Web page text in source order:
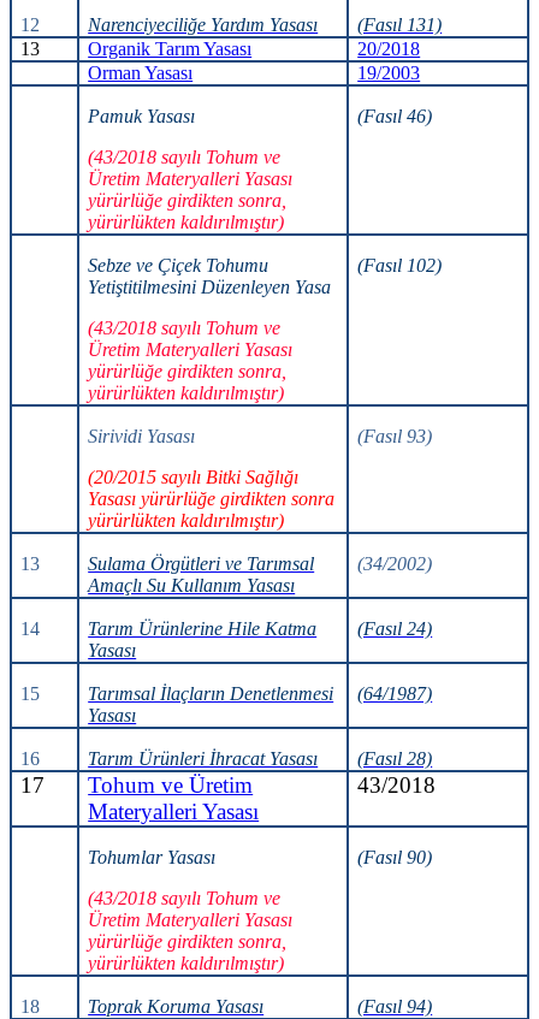
12 Narenciyeciliğe Yardım Yasası
(Fasıl 131)
13
Organik Tarım Yasası
20/2018
Orman Yasası
19/2003
Pamuk Yasası
(43/2018 sayılı Tohum ve
Üretim Materyalleri Yasası
yürürlüğe girdikten sonra,
yürürlükten kaldırılmıştır)
(Fasıl 46)
Sebze ve Çiçek Tohumu
Yetiştitilmesini Düzenleyen Yasa
(43/2018 sayılı Tohum ve
Üretim Materyalleri Yasası
yürürlüğe girdikten sonra,
yürürlükten kaldırılmıştır)
(Fasıl 102)
Sirividi Yasası
(20/2015 sayılı Bitki Sağlığı
Yasası yürürlüğe girdikten sonra
yürürlükten kaldırılmıştır)
(Fasıl 93)
13
Sulama Örgütleri ve Tarımsal
Amaçlı Su Kullanım Yasası
(34/2002)
14
Tarım Ürünlerine Hile Katma
Yasası
(Fasıl 24)
15
Tarımsal İlaçların Denetlenmesi
Yasası
(64/1987)
16 Tarım Ürünleri İhracat Yasası (Fasıl 28)
17
Tohum ve Üretim
Materyalleri Yasası
43/2018
Tohumlar Yasası
(43/2018 sayılı Tohum ve
Üretim Materyalleri Yasası
yürürlüğe girdikten sonra,
yürürlükten kaldırılmıştır)
(Fasıl 90)
18 Toprak Koruma Yasası (Fasıl 94)